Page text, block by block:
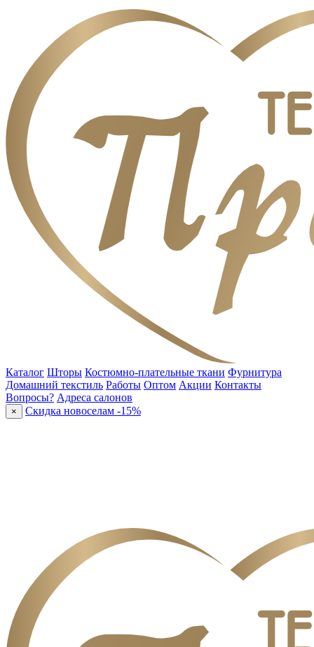
Каталог Шторы Костюмно-плательные ткани Фурнитура
Домашний текстиль Работы Оптом Акции Контакты
Вопросы? Адреса салонов
× Скидка новоселам -15%